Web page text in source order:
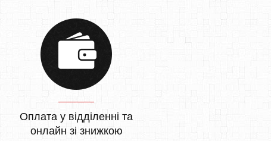
Оплата у відділенні та
онлайн зі знижкою